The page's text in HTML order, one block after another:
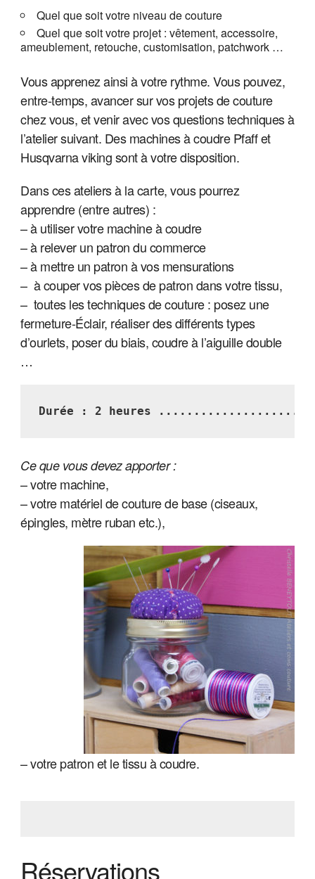
Quel que soit votre niveau de couture
Quel que soit votre projet : vêtement, accessoire,
ameublement, retouche, customisation, patchwork …
Vous apprenez ainsi à votre rythme. Vous pouvez,
entre-temps, avancer sur vos projets de couture
chez vous, et venir avec vos questions techniques à
l’atelier suivant. Des machines à coudre Pfaff et
Husqvarna viking sont à votre disposition.
Dans ces ateliers à la carte, vous pourrez
apprendre (entre autres) :
– à utiliser votre machine à coudre
– à relever un patron du commerce
– à mettre un patron à vos mensurations
– à couper vos pièces de patron dans votre tissu,
– toutes les techniques de couture : posez une
fermeture-Éclair, réaliser des différents types
d’ourlets, poser du biais, coudre à l’aiguille double
…
Durée : 2 heures
Ce que vous devez apporter :
– votre machine,
– votre matériel de couture de base (ciseaux,
épingles, mètre ruban etc.),
– votre patron et le tissu à coudre.
Réservations